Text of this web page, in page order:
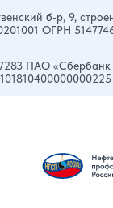
б-р, 9,
ОГРН
ПАО «Сбербанк